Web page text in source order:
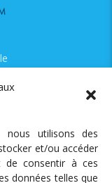
nous utilisons des
et/ou accéder
de consentir à ces
données telles que